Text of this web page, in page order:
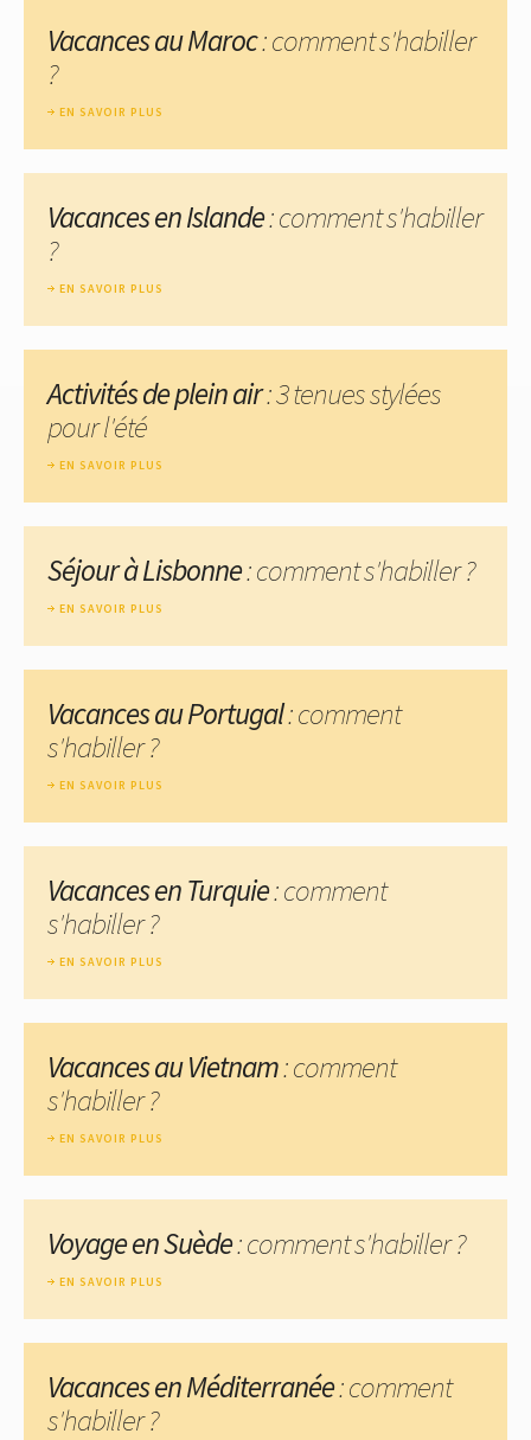
Vacances au Maroc: comment s'habiller
?
EN SAVOIR PLUS
Vacances en Islande: comment s'habiller
?
EN SAVOIR PLUS
Activités de plein air: 3 tenues stylées
pour l'été
EN SAVOIR PLUS
Séjour à Lisbonne: comment s'habiller ?
EN SAVOIR PLUS
Vacances au Portugal: comment
s'habiller ?
EN SAVOIR PLUS
Vacances en Turquie: comment
s'habiller ?
EN SAVOIR PLUS
Vacances au Vietnam: comment
s'habiller ?
EN SAVOIR PLUS
Voyage en Suède: comment s'habiller ?
EN SAVOIR PLUS
Vacances en Méditerranée: comment
s'habiller ?